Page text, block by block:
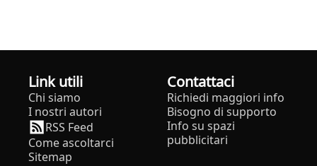
Link utili
Chi siamo
I nostri autori
RSS Feed
Come ascoltarci
Sitemap
Contattaci
Richiedi maggiori info
Bisogno di supporto
Info su spazi
pubblicitari